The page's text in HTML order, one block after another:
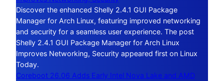
Discover the enhanced Shelly 2.4.1 GUI Package
Manager for Arch Linux, featuring improved networking
and security for a seamless user experience. The post
Shelly 2.4.1 GUI Package Manager for Arch Linux
Improves Networking, Security appeared first on Linux
Today.
Coreboot 26.06 Adds Early Intel Nova Lake and AMD